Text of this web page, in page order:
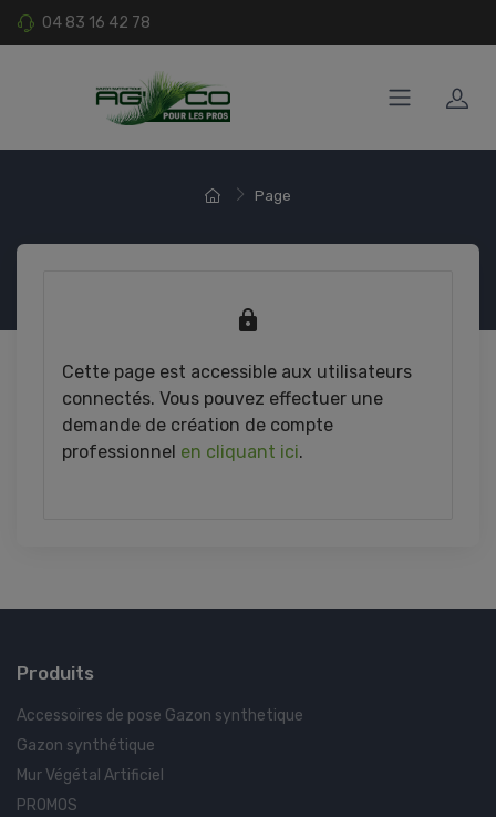
04 83 16 42 78
Page
lock
Cette page est accessible aux utilisateurs
connectés. Vous pouvez effectuer une
demande de création de compte
professionnel en cliquant ici.
Produits
Accessoires de pose Gazon synthetique
Gazon synthétique
Mur Végétal Artificiel
PROMOS